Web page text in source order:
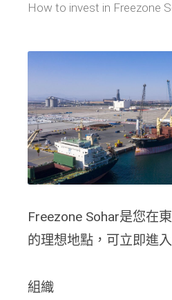
How to invest in Freezone
Freezone Sohar是您在
的理想地點，可立即進
組織